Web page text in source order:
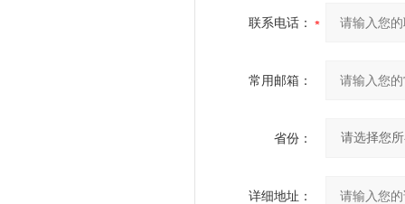
联系电话：
常用邮箱：
省份：
详细地址：